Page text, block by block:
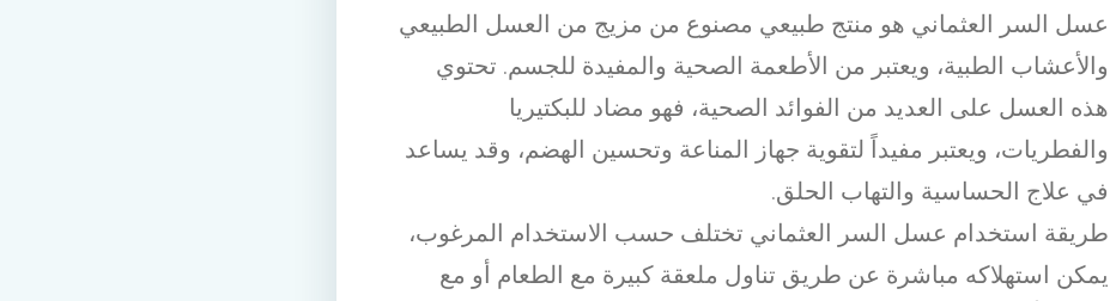
عسل السر العثماني هو منتج طبيعي مصنوع من مزيج من العسل الطبيعي
والأعشاب الطبية، ويعتبر من الأطعمة الصحية والمفيدة للجسم. تحتوي
هذه العسل على العديد من الفوائد الصحية، فهو مضاد للبكتيريا
والفطريات، ويعتبر مفيداً لتقوية جهاز المناعة وتحسين الهضم، وقد يساعد
في علاج الحساسية والتهاب الحلق.
طريقة استخدام عسل السر العثماني تختلف حسب الاستخدام المرغوب،
يمكن استهلاكه مباشرة عن طريق تناول ملعقة كبيرة مع الطعام أو مع